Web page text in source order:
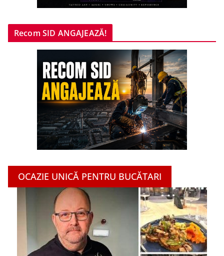
Recom SID ANGAJEAZĂ!
OCAZIE UNICĂ PENTRU BUCĂTARI